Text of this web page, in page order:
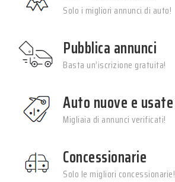
Solo i migliori annunci di auto!
Pubblica annunci
Basta un’iscrizione gratuita!
Auto nuove e usate
Migliaia di annunci verificati!
Concessionarie
Solo le migliori concessionarie!